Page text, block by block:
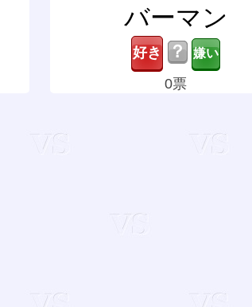
バーマン
？
0票